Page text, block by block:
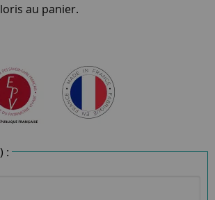
au panier.
: